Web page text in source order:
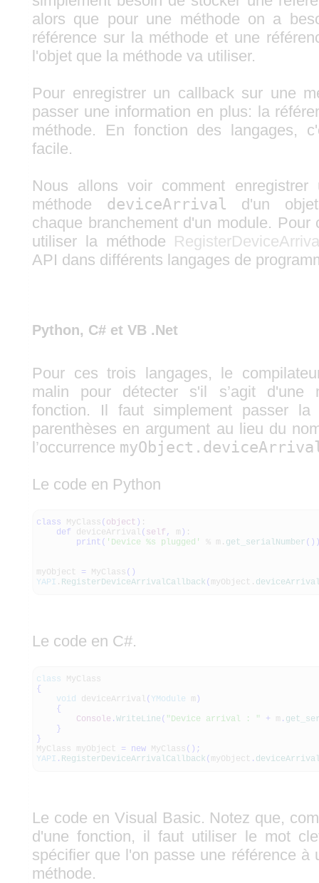
alors que pour une méthode on a
référence sur la méthode et une
l'objet que la méthode va utiliser.
Pour enregistrer un callback sur une
passer une information en plus: la
méthode. En fonction des langages,
facile.
Nous allons voir comment
méthode deviceArrival d'un
chaque branchement d'un module. Pour
utiliser la méthode
API dans différents langages de
Python, C# et VB .Net
Pour ces trois langages, le
malin pour détecter s'il s’agit d'une
fonction. Il faut simplement passer la
parenthèses en argument au lieu du
l’occurrence
Le code en Python
class MyClass ( object ) :
def deviceArrival ( self , m ) :
print ( 'Device %s plugged' % m. get_serialNumber ( )
myObject = MyClass ( )
YAPI . RegisterDeviceArrivalCallback ( myObject.
Le code en C#.
class MyClass
{
void deviceArrival ( YModule m )
{
Console . WriteLine ( "Device arrival : " + m .
}
}
MyClass myObject = new MyClass ( ) ;
YAPI . RegisterDeviceArrivalCallback ( myObject .
Le code en Visual Basic. Notez que,
d'une fonction, il faut utiliser le mot
spécifier que l'on passe une référence à
méthode.